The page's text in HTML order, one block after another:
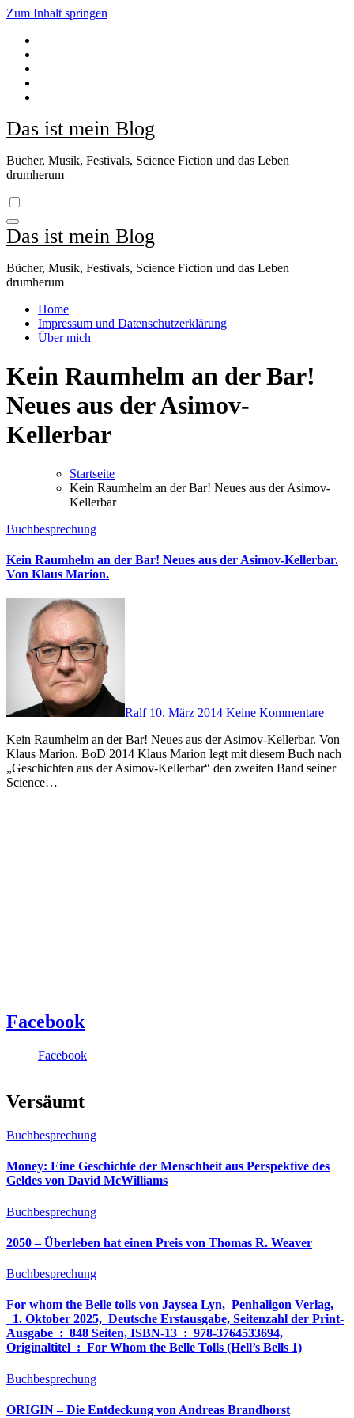
Zum Inhalt springen
Das ist mein Blog
Bücher, Musik, Festivals, Science Fiction und das Leben
drumherum
Das ist mein Blog
Bücher, Musik, Festivals, Science Fiction und das Leben
drumherum
Home
Impressum und Datenschutzerklärung
Über mich
Kein Raumhelm an der Bar!
Neues aus der Asimov-
Kellerbar
Startseite
Kein Raumhelm an der Bar! Neues aus der Asimov-
Kellerbar
Buchbesprechung
Kein Raumhelm an der Bar! Neues aus der Asimov-Kellerbar.
Von Klaus Marion.
Ralf 10. März 2014 Keine Kommentare
Kein Raumhelm an der Bar! Neues aus der Asimov-Kellerbar. Von
Klaus Marion. BoD 2014 Klaus Marion legt mit diesem Buch nach
„Geschichten aus der Asimov-Kellerbar“ den zweiten Band seiner
Science…
Facebook
Facebook
Versäumt
Buchbesprechung
Money: Eine Geschichte der Menschheit aus Perspektive des
Geldes von David McWilliams
Buchbesprechung
2050 – Überleben hat einen Preis von Thomas R. Weaver
Buchbesprechung
For whom the Belle tolls von Jaysea Lyn, ‎ Penhaligon Verlag,
‎ 1. Oktober 2025, ‎ Deutsche Erstausgabe, Seitenzahl der Print-
Ausgabe ‏ : ‎ 848 Seiten, ISBN-13 ‏ : ‎ 978-3764533694,
Originaltitel ‏ : ‎ For Whom the Belle Tolls (Hell’s Bells 1)
Buchbesprechung
ORIGIN – Die Entdeckung von Andreas Brandhorst